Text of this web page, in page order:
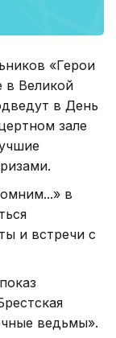
«Герои
в Великой
в День
зале
в
и встречи с
ведьмы».